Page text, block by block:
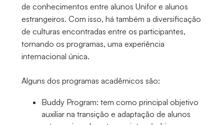
de conhecimentos entre alunos Unifor e alunos
estrangeiros. Com isso, há também a diversificação
de culturas encontradas entre os participantes,
tornando os programas, uma experiência
internacional única.
Alguns dos programas acadêmicos são:
Buddy Program: tem como principal objetivo
auxiliar na transição e adaptação de alunos